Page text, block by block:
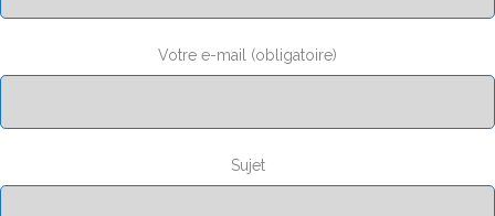
Votre e-mail (obligatoire)
Sujet